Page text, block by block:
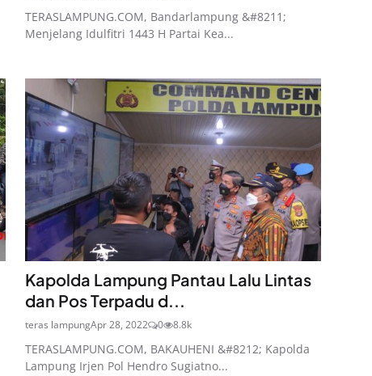
TERASLAMPUNG.COM, Bandarlampung &#8211;
Menjelang Idulfitri 1443 H Partai Kea...
Kapolda Lampung Pantau Lalu Lintas
dan Pos Terpadu d...
teras lampungApr 28, 2022 0 8.8k
TERASLAMPUNG.COM, BAKAUHENI &#8212; Kapolda
Lampung Irjen Pol Hendro Sugiatno...